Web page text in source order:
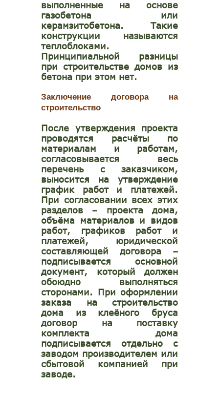
выполненные на основе
газобетона или
керамзитобетона. Такие
конструкции называются
теплоблоками.
Принципиальной разницы
при строительстве домов из
бетона при этом нет.
Заключение договора на
строительство
После утверждения проекта
проводятся расчёты по
материалам и работам,
согласовывается весь
перечень с заказчиком,
выносится на утверждение
график работ и платежей.
При согласовании всех этих
разделов – проекта дома,
объёма материалов и видов
работ, графиков работ и
платежей, юридической
составляющей договора –
подписывается основной
документ, который должен
обоюдно выполняться
сторонами. При оформлении
заказа на строительство
дома из клеёного бруса
договор на поставку
комплекта дома
подписывается отдельно с
заводом производителем или
сбытовой компанией при
заводе.